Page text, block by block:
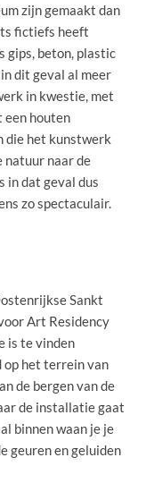
zijn gemaakt dan
fictiefs heeft
gips, beton, plastic
dit geval al meer
in kwestie, met
een houten
die het kunstwerk
natuur naar de
in dat geval dus
zo spectaculair.
Sankt
Art Residency
is te vinden
op het terrein van
de bergen van de
de installatie gaat
binnen waan je je
geuren en geluiden